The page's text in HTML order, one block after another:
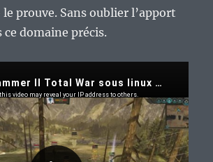
prouve. Sans oublier l’apport
ce domaine précis.